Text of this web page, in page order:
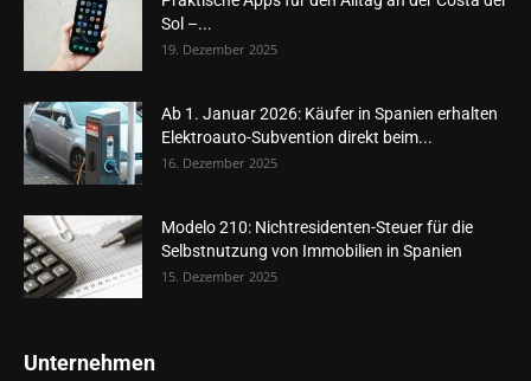
Sol –...
19. Dezember 2025
Ab 1. Januar 2026: Käufer in Spanien erhalten
Elektroauto-Subvention direkt beim...
16. Dezember 2025
Modelo 210: Nichtresidenten-Steuer für die
Selbstnutzung von Immobilien in Spanien
15. Dezember 2025
Unternehmen